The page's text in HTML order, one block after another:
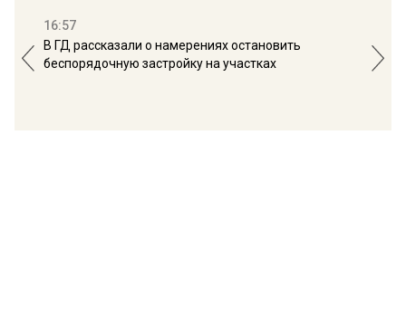
16:57
В ГД рассказали о намерениях остановить
беспорядочную застройку на участках